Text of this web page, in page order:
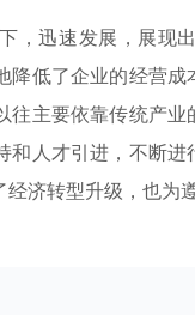
下，迅速发展，展现
降低了企业的经营
往主要依靠传统产
和人才引进，不断
济转型升级，也为